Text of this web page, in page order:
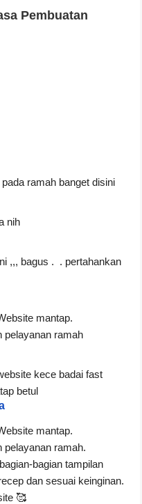
Pembuatan
ramah banget disini
nih
,,, bagus .  . pertahankan
mantap.
pelayanan ramah
kece badai fast
betul
mantap.
pelayanan ramah.
bagian tampilan
dan sesuai keinginan.
🥰